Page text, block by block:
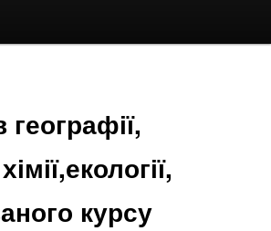
географії,
курсу